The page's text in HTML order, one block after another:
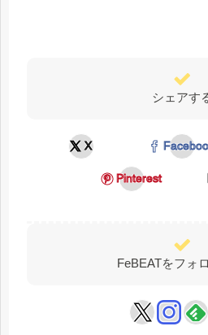
シェアす
X
Pinterest
FeBEATをフォ